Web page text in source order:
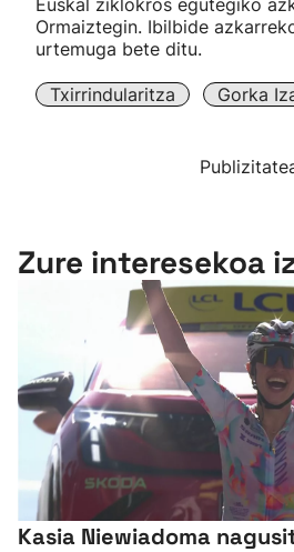
Kirol gehiago
"Helmuga"
Euskal ziklokros egutegiko
Ormaiztegin. Ibilbide
urtemuga bete ditu.
Txirrindularitza Gorka
Zure interesekoa
Kasia Niewiadoma